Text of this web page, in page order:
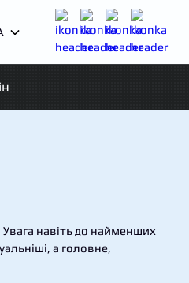
навіть до найменших
а головне,